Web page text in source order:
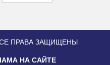
ПРАВА ЗАЩИЩЕНЫ
НА САЙТЕ